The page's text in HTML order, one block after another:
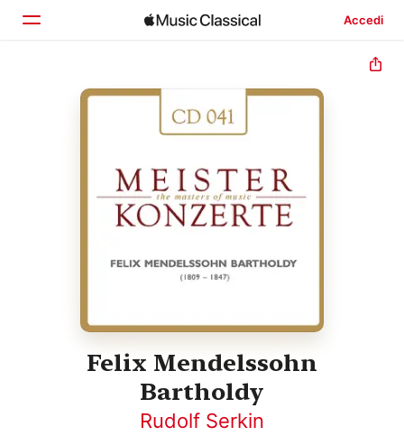
Accedi
Home
Felix Mendelssohn
Bartholdy
Rudolf Serkin